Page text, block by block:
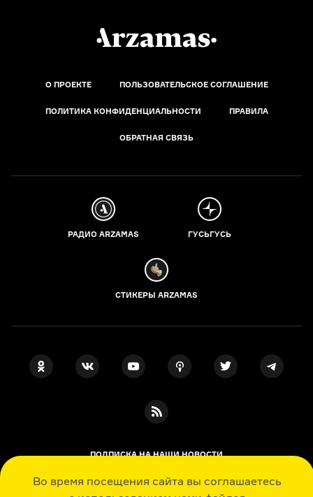
Во время посещения сайта вы соглашаетесь
О ПРОЕКТЕ ПОЛЬЗОВАТЕЛЬСКОЕ СОГЛАШЕНИЕ
ПОЛИТИКА КОНФИДЕНЦИАЛЬНОСТИ ПРАВИЛА
ОБРАТНАЯ СВЯЗЬ
РАДИО ARZAMAS ГУСЬГУСЬ
СТИКЕРЫ ARZAMAS
ПОДПИСКА НА НАШИ НОВОСТИ